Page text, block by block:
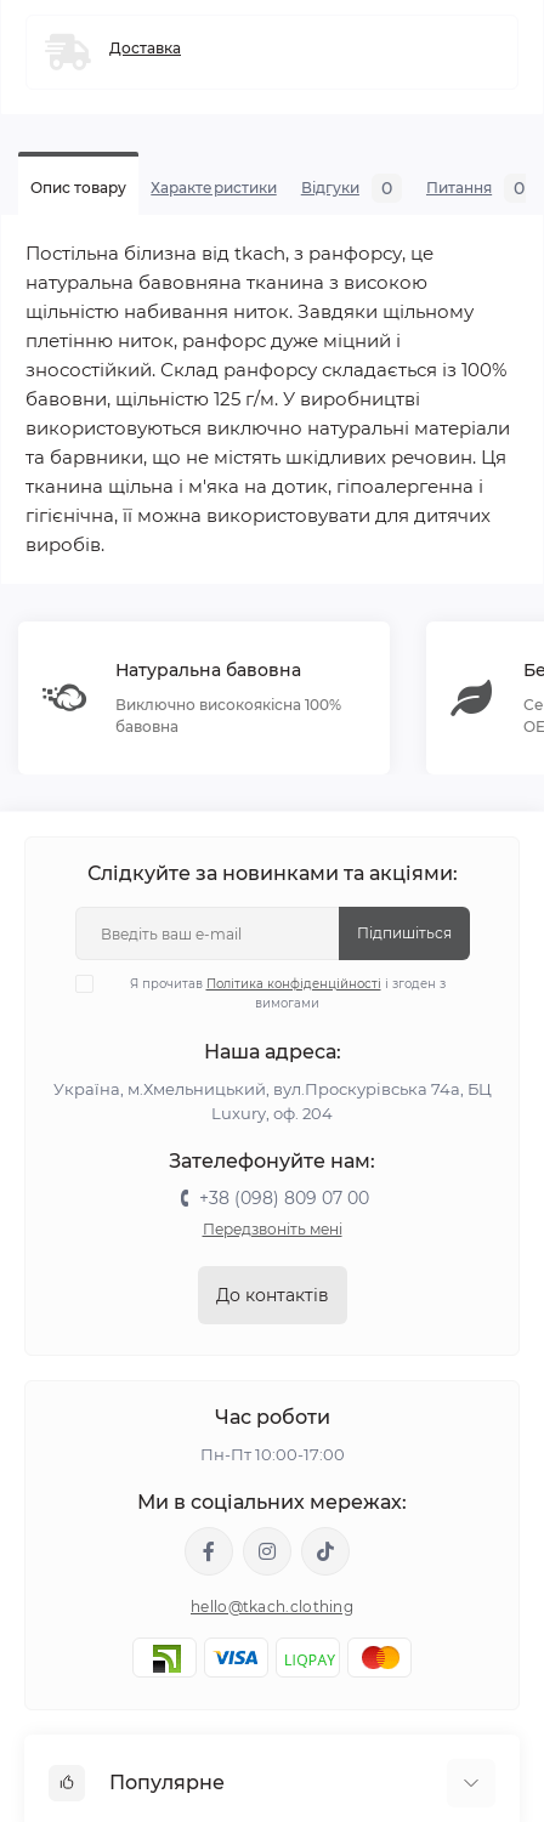
Доставка
Опис товару Характеристики Відгуки 0 Питання 0
Постільна білизна від tkach, з ранфорсу, це
натуральна бавовняна тканина з високою
щільністю набивання ниток. Завдяки щільному
плетінню ниток, ранфорс дуже міцний і
зносостійкий. Склад ранфорсу складається із 100%
бавовни, щільністю 125 г/м. У виробництві
використовуються виключно натуральні матеріали
та барвники, що не містять шкідливих речовин. Ця
тканина щільна і м'яка на дотик, гіпоалергенна і
гігієнічна, її можна використовувати для дитячих
виробів.
Натуральна бавовна
Виключно високоякісна 100%
бавовна
Слідкуйте за новинками та акціями:
Підпишіться
Я прочитав Політика конфіденційності і згоден з
вимогами
Наша адреса:
Україна, м.Хмельницький, вул.Проскурівська 74а, БЦ
Luxury, оф. 204
Зателефонуйте нам:
+38 (098) 809 07 00
Передзвоніть мені
До контактів
Час роботи
Пн-Пт 10:00-17:00
Ми в соціальних мережах:
hello@tkach.clothing
Популярне